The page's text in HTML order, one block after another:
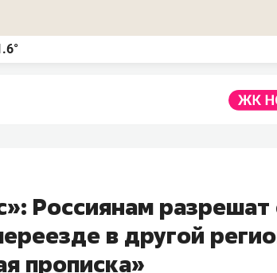
Россиянам разрешат
в другой
прописка»